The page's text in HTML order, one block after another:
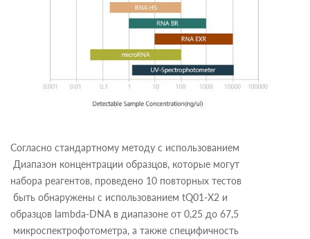
Согласно стандартному методу с использованием
Диапазон концентрации образцов, которые могут
набора реагентов, проведено 10 повторных тестов
быть обнаружены с использованием tQ01-X2 и
образцов lambda-DNA в диапазоне от 0,25 до 67,5
микроспектрофотометра, а также специфичность